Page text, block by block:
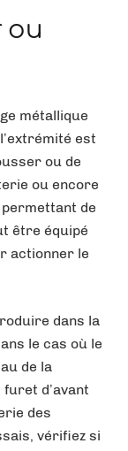
ou
métallique
est
ou de
ou encore
de
être équipé
actionner le
dans la
le cas où le
de la
d’avant
des
vérifiez si